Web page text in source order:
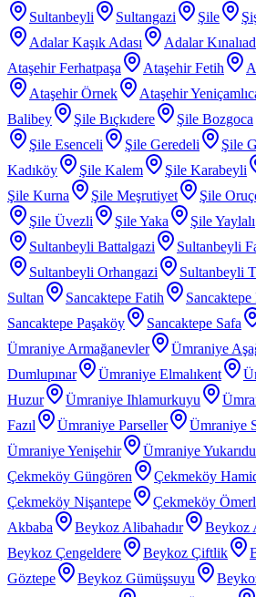
Sultanbeyli
Sultangazi Şile
Adalar Kaşık Adası
Adalar
Ataşehir Ferhatpaşa
Ataşehir Fetih
Ataşehir Örnek
Ataşehir
Balibey
Şile Bıçkıdere Şile Bozgoca
Şile Esenceli
Şile Geredeli Şile
Kadıköy
Şile Kalem Şile Karabeyli
Şile Kurna
Şile Meşrutiyet Şile
Şile Üvezli
Şile Yaka Şile Yaylalı
Sultanbeyli Battalgazi
Sultanbeyli
Sultanbeyli Orhangazi
Sultanbeyli
Sultan
Sancaktepe Fatih
Sancaktepe Paşaköy
Sancaktepe Safa
Ümraniye Armağanevler
Ümraniye
Dumlupınar
Ümraniye Elmalıkent
Huzur
Ümraniye Ihlamurkuyu
Fazıl
Ümraniye Parseller Ümraniye
Ümraniye Yenişehir
Ümraniye
Çekmeköy Güngören
Çekmeköy
Çekmeköy Nişantepe
Çekmeköy
Akbaba
Beykoz Alibahadır Beykoz
Beykoz Çengeldere
Beykoz Çiftlik
Göztepe
Beykoz Gümüşsuyu